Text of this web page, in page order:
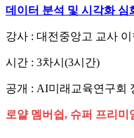
데이터 분석 및 시각화 심
강사 : 대전중앙고 교사 이
시간 : 3차시(3시간)
공개 : AI미래교육연구회
로얄 멤버쉽, 슈퍼 프리